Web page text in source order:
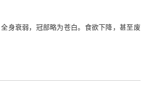
身衰弱，冠部略为苍白。食欲下降，甚至废